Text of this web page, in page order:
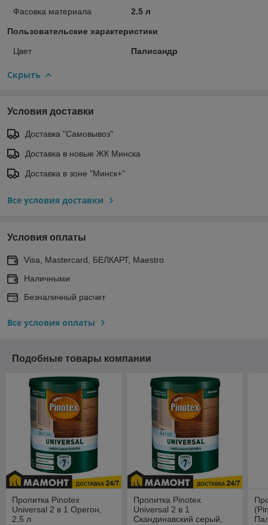
Фасовка материала 2.5 л
Пользовательские характеристики
Цвет Палисандр
Скрыть
Условия доставки
Доставка "Самовывоз"
Доставка в новые ЖК Минска
Доставка в зоне "Минск+"
Все условия доставки
Условия оплаты
Visa, Mastercard, БЕЛКАРТ, Maestro
Наличными
Безналичный расчет
Все условия оплаты
Подобные товары компании
Пропитка Pinotex
Universal 2 в 1 Орегон,
2,5 л
Пропитка Pinotex
Universal 2 в 1
Скандинавский серый,